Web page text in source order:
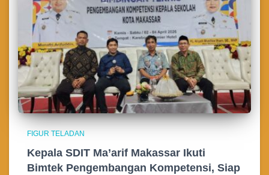
FIGUR TELADAN
Kepala SDIT Ma’arif Makassar Ikuti
Bimtek Pengembangan Kompetensi, Siap